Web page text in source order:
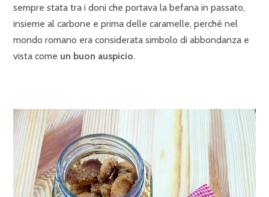
sempre stata tra i doni che portava la befana in passato,
insieme al carbone e prima delle caramelle, perché nel
mondo romano era considerata simbolo di abbondanza e
vista come un buon auspicio.